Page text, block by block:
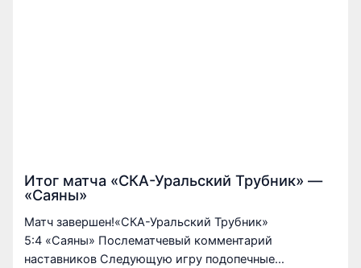
Итог матча «СКА-Уральский Трубник» —
«Саяны»
Матч завершен!«СКА-Уральский Трубник»
5:4 «Саяны» Послематчевый комментарий
наставников Следующую игру подопечные…